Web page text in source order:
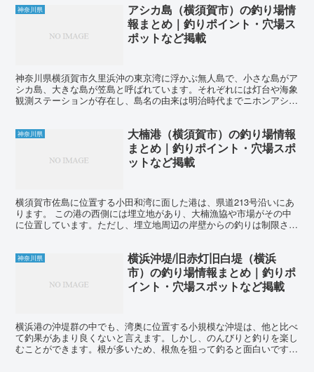
神奈川県
アシカ島（横須賀市）の釣り場情
報まとめ｜釣りポイント・穴場ス
ポットなど掲載
神奈川県横須賀市久里浜沖の東京湾に浮かぶ無人島で、小さな島がア
シカ島、大きな島が笠島と呼ばれています。それぞれには灯台や海象
観測ステーションが存在し、島名の由来は明治時代までニホンアシカ
神奈川県
大楠港（横須賀市）の釣り場情報
まとめ｜釣りポイント・穴場スポ
ットなど掲載
横須賀市佐島に位置する小田和湾に面した港は、県道213号沿いにあ
ります。 この港の西側には埋立地があり、大楠漁協や市場がその中
に位置しています。ただし、埋立地周辺の岸壁からの釣りは制限され
神奈川県
横浜沖堤/旧赤灯旧白堤（横浜
市）の釣り場情報まとめ｜釣りポ
イント・穴場スポットなど掲載
横浜港の沖堤群の中でも、湾奥に位置する小規模な沖堤は、他と比べ
て釣果があまり良くないと言えます。しかし、のんびりと釣りを楽し
むことができます。根が多いため、根魚を狙って釣ると面白いです。